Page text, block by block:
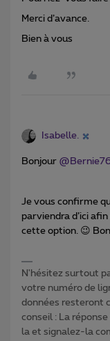
Merci d’avance.
Bien à vous
Isabelle.
Bonjour
Je vous confirme
parviendra d’ici
cette option. 😉
N'hésitez surtout
votre numéro de
données resteront
conseil : La
la et signalez-la